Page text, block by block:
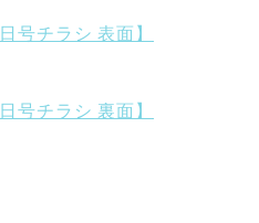
号チラシ 表面】
号チラシ 裏面】